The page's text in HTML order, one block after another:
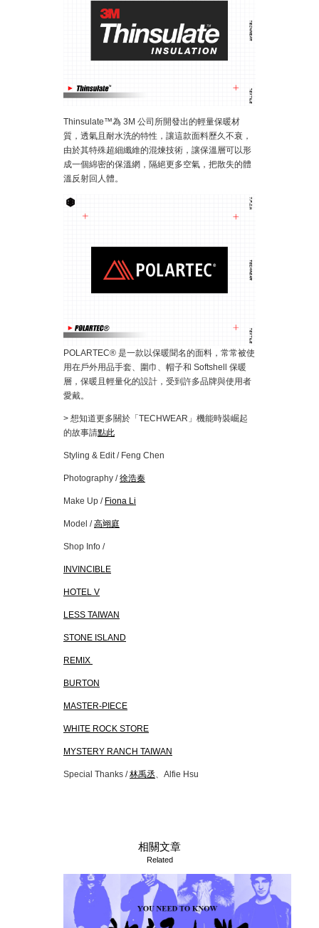
Thinsulate™為 3M 公司所開發出的輕量保暖材
質，透氣且耐水洗的特性，讓這款面料歷久不衰，
由於其特殊超細纖維的混煉技術，讓保溫層可以形
成一個綿密的保溫網，隔絕更多空氣，把散失的體
溫反射回人體。
POLARTEC® 是一款以保暖聞名的面料，常常被使
用在戶外用品手套、圍巾、帽子和 Softshell 保暖
層，保暖且輕量化的設計，受到許多品牌與使用者
愛戴。
> 想知道更多關於「TECHWEAR」機能時裝崛起
的故事請點此
Styling & Edit / Feng Chen
Photography /徐浩秦
Make Up / Fiona Li
Model /高翊庭
Shop Info /
INVINCIBLE
HOTEL V
LESS TAIWAN
STONE ISLAND
REMIX
BURTON
MASTER-PIECE
WHITE ROCK STORE
MYSTERY RANCH TAIWAN
Special Thanks /林禹丞 、Alfie Hsu
相關文章
Related